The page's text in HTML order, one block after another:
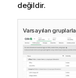
değildir.
Varsayılan gruplarla